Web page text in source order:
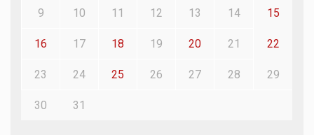
9 10 11 12 13 14 15
16 17 18 19 20 21 22
23 24 25 26 27 28 29
30 31